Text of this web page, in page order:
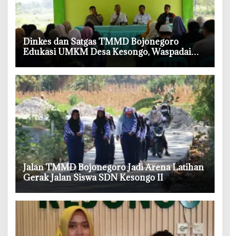
‎Dinkes dan Satgas TMMD Bojonegoro
Edukasi UMKM Desa Kesongo, Waspadai
Boraks dan Formalin
‎Jalan TMMD Bojonegoro Jadi Arena Latihan
Gerak Jalan Siswa SDN Kesongo II